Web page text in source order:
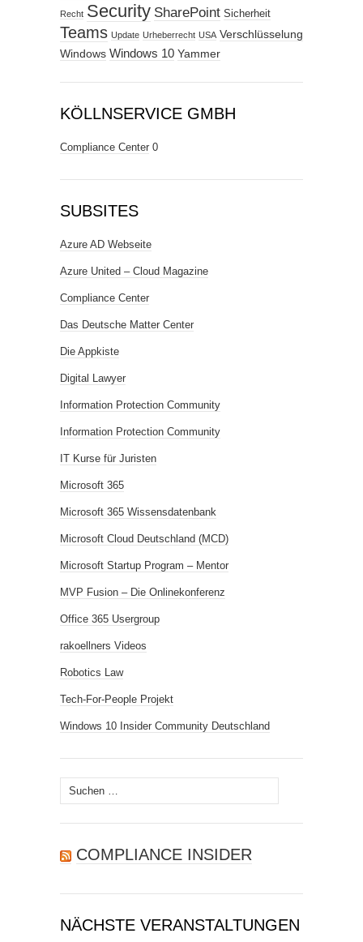
Recht Security SharePoint Sicherheit
Teams Update Urheberrecht USA Verschlüsselung
Windows Windows 10 Yammer
KÖLLNSERVICE GMBH
Compliance Center 0
SUBSITES
Azure AD Webseite
Azure United – Cloud Magazine
Compliance Center
Das Deutsche Matter Center
Die Appkiste
Digital Lawyer
Information Protection Community
Information Protection Community
IT Kurse für Juristen
Microsoft 365
Microsoft 365 Wissensdatenbank
Microsoft Cloud Deutschland (MCD)
Microsoft Startup Program – Mentor
MVP Fusion – Die Onlinekonferenz
Office 365 Usergroup
rakoellners Videos
Robotics Law
Tech-For-People Projekt
Windows 10 Insider Community Deutschland
Suchen
nach:
COMPLIANCE INSIDER
NÄCHSTE VERANSTALTUNGEN